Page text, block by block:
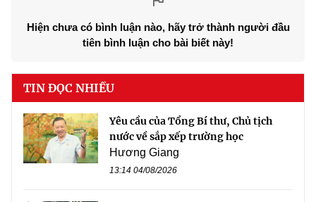
Hiện chưa có bình luận nào, hãy trở thành người đầu
tiên bình luận cho bài biết này!
TIN ĐỌC NHIỀU
Yêu cầu của Tổng Bí thư, Chủ tịch
nước về sắp xếp trường học
Hương Giang
13:14 04/08/2026